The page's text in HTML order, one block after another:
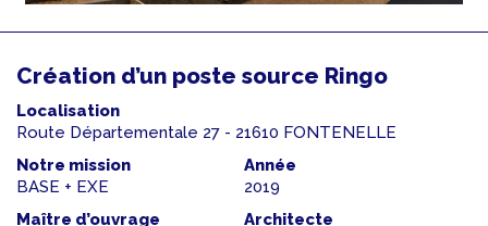
Création d’un poste source Ringo
Localisation
Route Départementale 27 - 21610 FONTENELLE
Notre mission
BASE + EXE
Année
2019
Maître d’ouvrage
Architecte